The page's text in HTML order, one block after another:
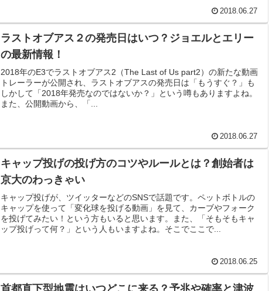
2018.06.27
ラストオブアス２の発売日はいつ？ジョエルとエリー
の最新情報！
2018年のE3でラストオブアス2（The Last of Us part2）の新たな動画
トレーラーが公開され、ラストオブアスの発売日は「もうすぐ？」も
しかして「2018年発売なのではないか？」という噂もありますよね。
また、公開動画から、「...
2018.06.27
キャップ投げの投げ方のコツやルールとは？創始者は
京大のわっきゃい
キャップ投げが、ツイッターなどのSNSで話題です。ペットボトルの
キャップを使って「変化球を投げる動画」を見て、カーブやフォーク
を投げてみたい！という方もいると思います。また、「そもそもキャ
ップ投げって何？」という人もいますよね。そこでここで...
2018.06.25